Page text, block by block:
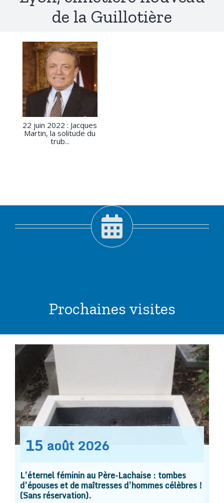
de la Guillotière
22 juin 2022 : Jacques
Martin, la solitude du
trub...
Prochaines visites
15 août 2026
L’éternel féminin au Père-Lachaise : tombes
d’épouses et de maîtresses d’hommes célèbres !
(Sans réservation).